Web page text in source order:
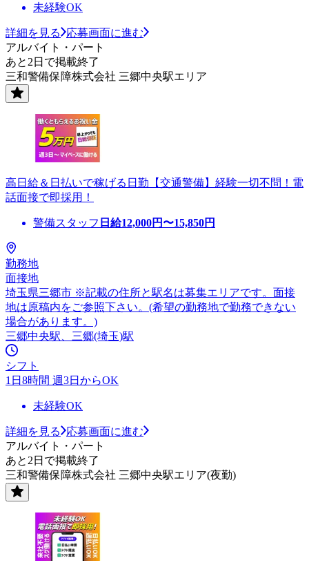
未経験OK
詳細を見る
応募画面に進む
アルバイト・パート
あと2日で掲載終了
三和警備保障株式会社 三郷中央駅エリア
高日給＆日払いで稼げる日勤【交通警備】経験一切不問！電
話面接で即採用！
警備スタッフ 日給12,000円〜15,850円
勤務地
面接地
埼玉県三郷市 ※記載の住所と駅名は募集エリアです。面接
地は原稿内をご参照下さい。(希望の勤務地で勤務できない
場合があります。)
三郷中央駅、三郷(埼玉)駅
シフト
1日8時間 週3日からOK
未経験OK
詳細を見る
応募画面に進む
アルバイト・パート
あと2日で掲載終了
三和警備保障株式会社 三郷中央駅エリア(夜勤)